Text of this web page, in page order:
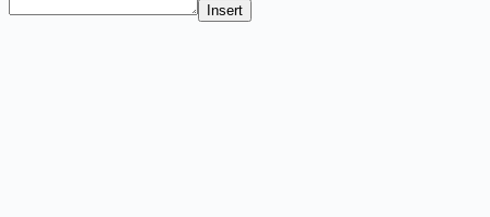
Insert